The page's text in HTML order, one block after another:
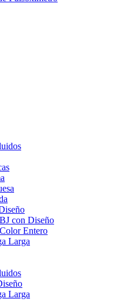
con Diseño
Entero
Larga
Larga